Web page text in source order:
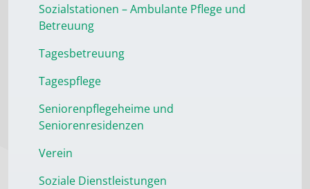
Sozialstationen – Ambulante Pflege und
Betreuung
Tagesbetreuung
Tagespflege
Seniorenpflegeheime und
Seniorenresidenzen
Verein
Soziale Dienstleistungen